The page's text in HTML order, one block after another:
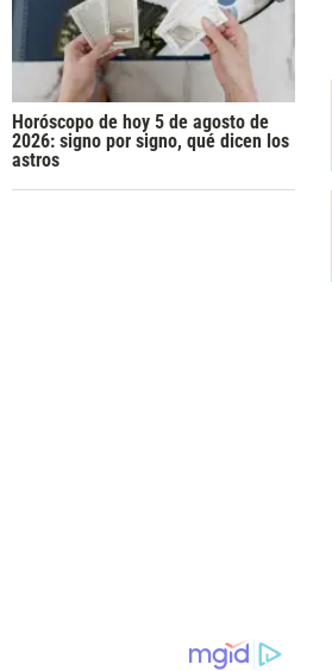
Horóscopo de hoy 5 de agosto de
2026: signo por signo, qué dicen los
astros